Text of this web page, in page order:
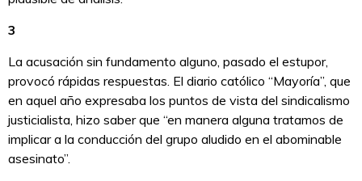
3
La acusación sin fundamento alguno, pasado el estupor,
provocó rápidas respuestas. El diario católico “Mayoría”, que
en aquel año expresaba los puntos de vista del sindicalismo
justicialista, hizo saber que “en manera alguna tratamos de
implicar a la conducción del grupo aludido en el abominable
asesinato”.